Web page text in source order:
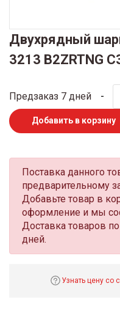
Двухрядный
3213 B2ZRTNG
Предзаказ 7 дней -
Добавить в корзину
Поставка данного
предварительному
Добавьте товар в
оформление и мы
Доставка товаров
дней.
Узнать цену со